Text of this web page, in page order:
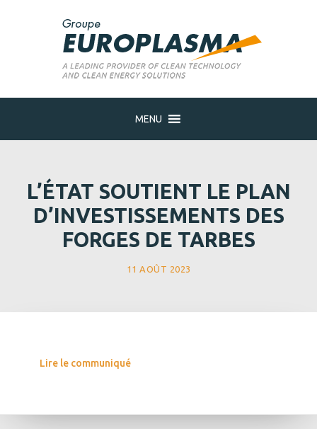
MENU
L’ÉTAT SOUTIENT LE PLAN
D’INVESTISSEMENTS DES
FORGES DE TARBES
11 AOÛT 2023
Lire le communiqué